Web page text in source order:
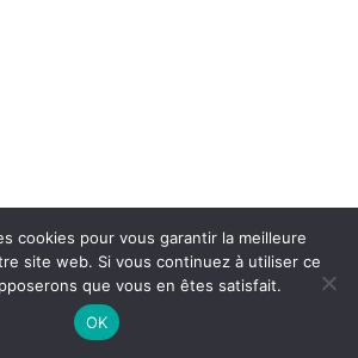
cookies pour vous garantir la meilleure
site web. Si vous continuez à utiliser ce
que vous en êtes satisfait.
OK